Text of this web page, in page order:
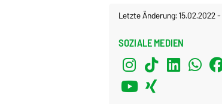
Letzte Änderung: 15.02.2022-
SOZIALE MEDIEN